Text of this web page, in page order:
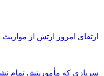
ارتقای امروز ارتش از
سربازی که مأموریتش تمام